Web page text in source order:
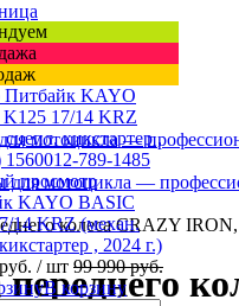
просмотр
KAYO BASIC
14 KRZ (механ.
, 2024 г.)
/ шт 99 990 руб.
В корзину
мотоцикла —
для мотоцикла —
колеса CRAZY